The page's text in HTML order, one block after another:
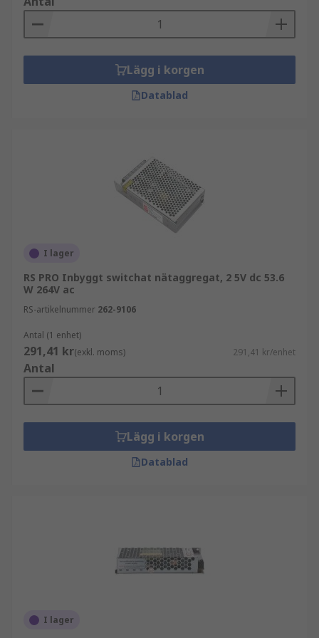
Lägg i korgen
Datablad
I lager
RS PRO Inbyggt switchat nätaggregat, 2 5V dc 53.6
W 264V ac
RS-artikelnummer 262-9106
Antal (1 enhet)
291,41 kr(exkl. moms) 291,41 kr/enhet
Antal
Lägg i korgen
Datablad
I lager